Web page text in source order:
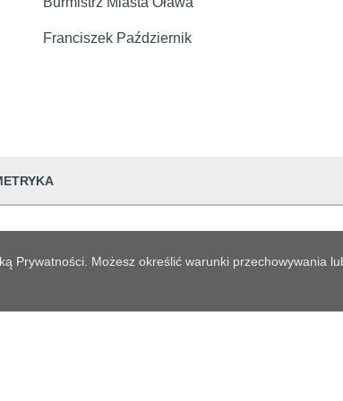
Październik
Prywatności. Możesz określić warunki przechowywania